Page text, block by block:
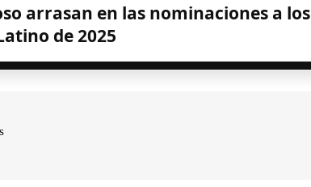
arrasan en las nominaciones a los
de 2025